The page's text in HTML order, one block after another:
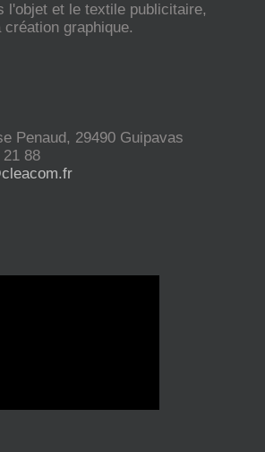
l'objet et le textile publicitaire,
graphique.
Penaud, 29490 Guipavas
21 88